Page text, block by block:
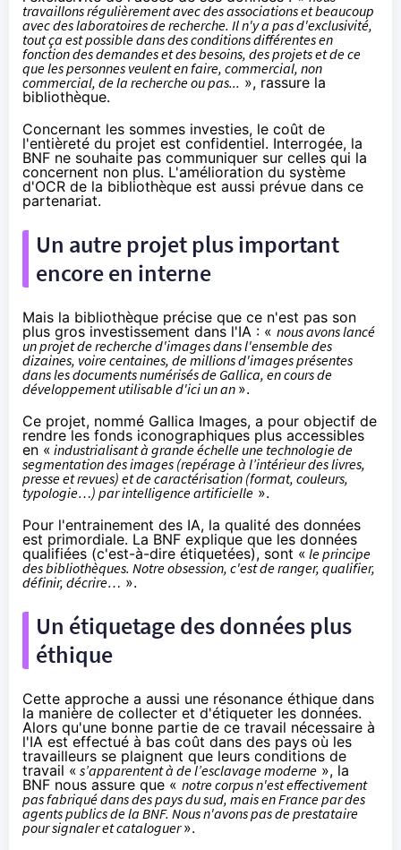
travaillons régulièrement avec des associations et beaucoup
avec des laboratoires de recherche. Il n'y a pas d'exclusivité,
tout ça est possible dans des conditions différentes en
fonction des demandes et des besoins, des projets et de ce
que les personnes veulent en faire, commercial, non
commercial, de la recherche ou pas... », rassure la
bibliothèque.
Concernant les sommes investies, le coût de
l'entièreté du projet est confidentiel. Interrogée, la
BNF ne souhaite pas communiquer sur celles qui la
concernent non plus. L'amélioration du système
d'OCR de la bibliothèque est aussi prévue dans ce
partenariat.
Un autre projet plus important
encore en interne
Mais la bibliothèque précise que ce n'est pas son
plus gros investissement dans l'IA : « nous avons lancé
un projet de recherche d'images dans l'ensemble des
dizaines, voire centaines, de millions d'images présentes
dans les documents numérisés de Gallica, en cours de
développement utilisable d'ici un an ».
Ce projet, nommé Gallica Images, a pour objectif de
rendre les fonds iconographiques plus accessibles
en « industrialisant à grande échelle une technologie de
segmentation des images (repérage à l’intérieur des livres,
presse et revues) et de caractérisation (format, couleurs,
typologie…) par intelligence artificielle ».
Pour l'entrainement des IA, la qualité des données
est primordiale. La BNF explique que les données
qualifiées (c'est-à-dire étiquetées), sont « le principe
des bibliothèques. Notre obsession, c'est de ranger, qualifier,
définir, décrire… ».
Un étiquetage des données plus
éthique
Cette approche a aussi une résonance éthique dans
la manière de collecter et d'étiqueter les données.
Alors qu'une bonne partie de ce travail nécessaire à
l'IA est effectué à bas coût dans des pays où les
travailleurs se plaignent que leurs conditions de
travail « s’apparentent à de l’esclavage moderne », la
BNF nous assure que « notre corpus n'est effectivement
pas fabriqué dans des pays du sud, mais en France par des
agents publics de la BNF. Nous n'avons pas de prestataire
pour signaler et cataloguer».